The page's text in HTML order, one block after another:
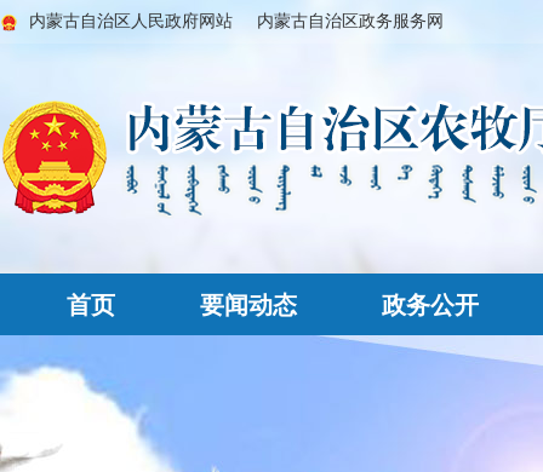
内蒙古自治区人民政府网站 内蒙古自治区政务服务网
首页 要闻动态 政务公开